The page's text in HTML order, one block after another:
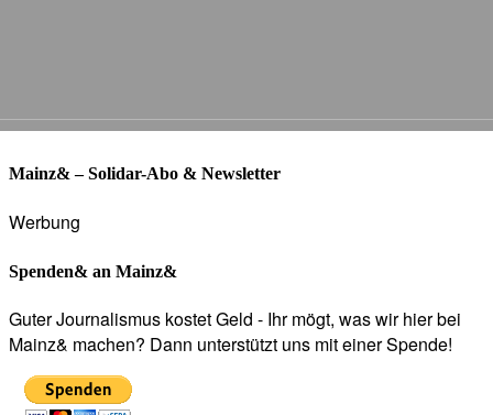
Mainz& – Solidar-Abo & Newsletter
Werbung
Spenden& an Mainz&
Guter Journalismus kostet Geld - Ihr mögt, was wir hier bei
Mainz& machen? Dann unterstützt uns mit einer Spende!